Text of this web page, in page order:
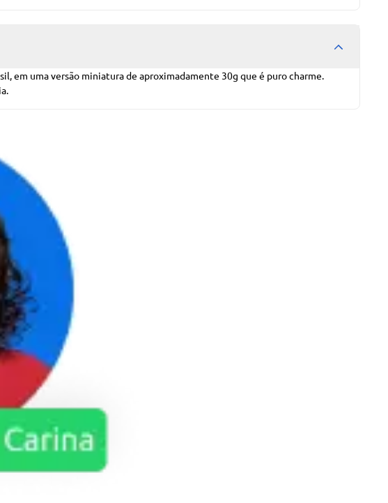
em uma versão miniatura de aproximadamente 30g que é puro charme.